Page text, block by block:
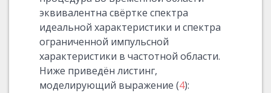
эквивалентна свёртке спектра
идеальной характеристики и спектра
ограниченной импульсной
характеристики в частотной области.
Ниже приведён листинг,
моделирующий выражение (4):